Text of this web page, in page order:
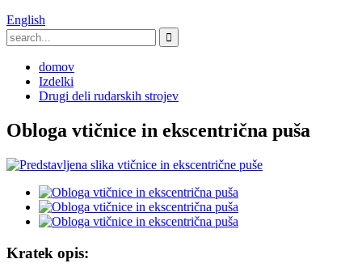
English
domov
Izdelki
Drugi deli rudarskih strojev
Obloga vtičnice in ekscentrična puša
Kratek opis: